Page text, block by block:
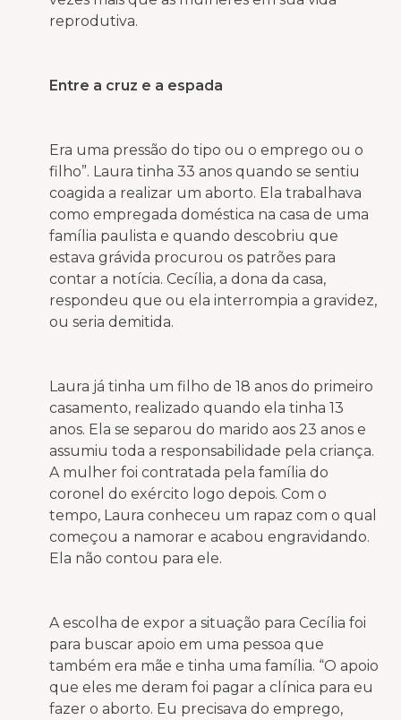
reprodutiva.
Entre a cruz e a espada
Era uma pressão do tipo ou o emprego ou o
filho”. Laura tinha 33 anos quando se sentiu
coagida a realizar um aborto. Ela trabalhava
como empregada doméstica na casa de uma
família paulista e quando descobriu que
estava grávida procurou os patrões para
contar a notícia. Cecília, a dona da casa,
respondeu que ou ela interrompia a gravidez,
ou seria demitida.
Laura já tinha um filho de 18 anos do primeiro
casamento, realizado quando ela tinha 13
anos. Ela se separou do marido aos 23 anos e
assumiu toda a responsabilidade pela criança.
A mulher foi contratada pela família do
coronel do exército logo depois. Com o
tempo, Laura conheceu um rapaz com o qual
começou a namorar e acabou engravidando.
Ela não contou para ele.
A escolha de expor a situação para Cecília foi
para buscar apoio em uma pessoa que
também era mãe e tinha uma família. “O apoio
que eles me deram foi pagar a clínica para eu
fazer o aborto. Eu precisava do emprego,